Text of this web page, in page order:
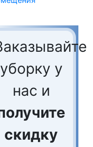
уборку у
нас и
скидку